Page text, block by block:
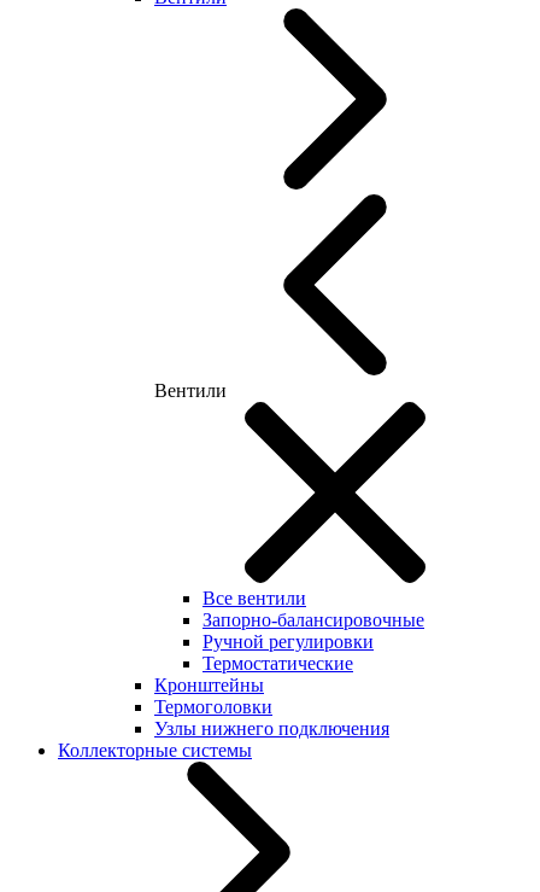
Вентили
Все вентили
Запорно-балансировочные
Ручной регулировки
Термостатические
Кронштейны
Термоголовки
Узлы нижнего подключения
Коллекторные системы